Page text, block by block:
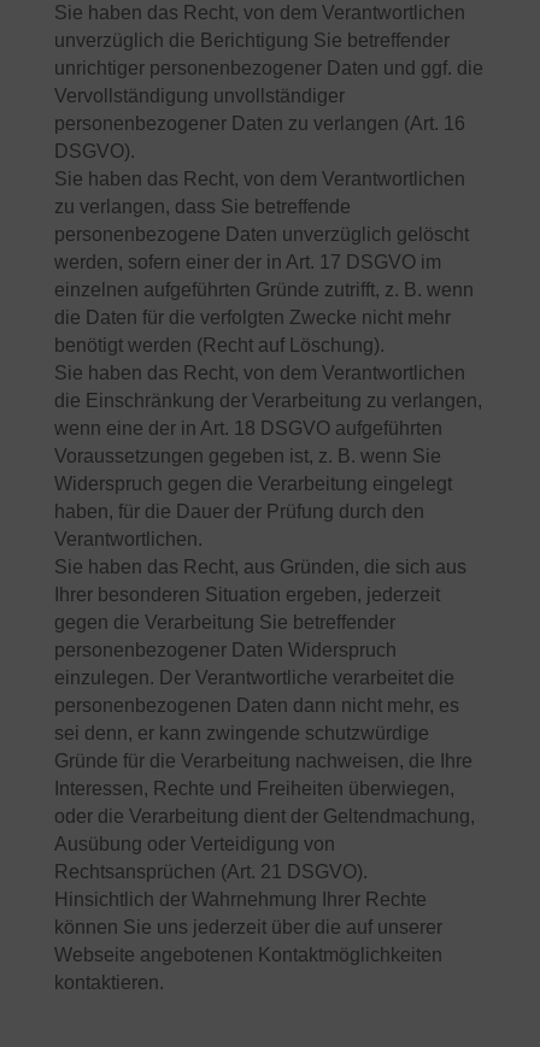
Sie haben das Recht, von dem Verantwortlichen
unverzüglich die Berichtigung Sie betreffender
unrichtiger personenbezogener Daten und ggf. die
Vervollständigung unvollständiger
personenbezogener Daten zu verlangen (Art. 16
DSGVO).
Sie haben das Recht, von dem Verantwortlichen
zu verlangen, dass Sie betreffende
personenbezogene Daten unverzüglich gelöscht
werden, sofern einer der in Art. 17 DSGVO im
einzelnen aufgeführten Gründe zutrifft, z. B. wenn
die Daten für die verfolgten Zwecke nicht mehr
benötigt werden (Recht auf Löschung).
Sie haben das Recht, von dem Verantwortlichen
die Einschränkung der Verarbeitung zu verlangen,
wenn eine der in Art. 18 DSGVO aufgeführten
Voraussetzungen gegeben ist, z. B. wenn Sie
Widerspruch gegen die Verarbeitung eingelegt
haben, für die Dauer der Prüfung durch den
Verantwortlichen.
Sie haben das Recht, aus Gründen, die sich aus
Ihrer besonderen Situation ergeben, jederzeit
gegen die Verarbeitung Sie betreffender
personenbezogener Daten Widerspruch
einzulegen. Der Verantwortliche verarbeitet die
personenbezogenen Daten dann nicht mehr, es
sei denn, er kann zwingende schutzwürdige
Gründe für die Verarbeitung nachweisen, die Ihre
Interessen, Rechte und Freiheiten überwiegen,
oder die Verarbeitung dient der Geltendmachung,
Ausübung oder Verteidigung von
Rechtsansprüchen (Art. 21 DSGVO).
Hinsichtlich der Wahrnehmung Ihrer Rechte
können Sie uns jederzeit über die auf unserer
Webseite angebotenen Kontaktmöglichkeiten
kontaktieren.